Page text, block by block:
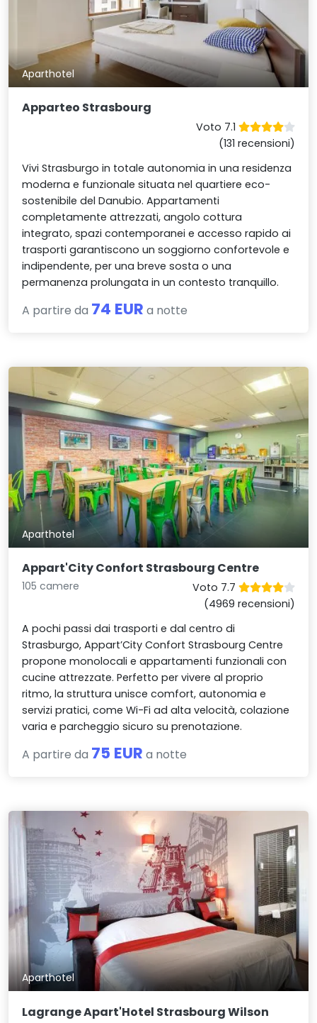
Aparthotel
Apparteo Strasbourg
Voto 7.1
(131 recensioni)
Vivi Strasburgo in totale autonomia in una residenza
moderna e funzionale situata nel quartiere eco-
sostenibile del Danubio. Appartamenti
completamente attrezzati, angolo cottura
integrato, spazi contemporanei e accesso rapido ai
trasporti garantiscono un soggiorno confortevole e
indipendente, per una breve sosta o una
permanenza prolungata in un contesto tranquillo.
A partire da 74 EUR a notte
Aparthotel
Appart'City Confort Strasbourg Centre
105 camere
Voto 7.7
(4969 recensioni)
A pochi passi dai trasporti e dal centro di
Strasburgo, Appart’City Confort Strasbourg Centre
propone monolocali e appartamenti funzionali con
cucine attrezzate. Perfetto per vivere al proprio
ritmo, la struttura unisce comfort, autonomia e
servizi pratici, come Wi-Fi ad alta velocità, colazione
varia e parcheggio sicuro su prenotazione.
A partire da 75 EUR a notte
Aparthotel
Lagrange Apart'Hotel Strasbourg Wilson